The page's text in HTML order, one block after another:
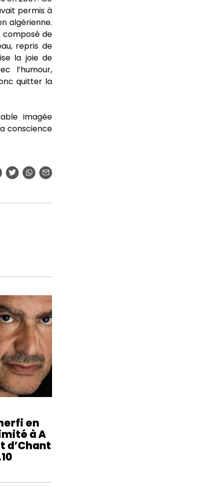
permis à
algérienne.
composé de
repris de
la joie de
l’humour,
quitter la
imagée
conscience
en
à A
d’Chant